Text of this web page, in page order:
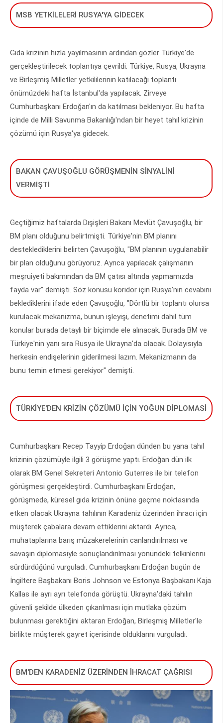
MSB YETKİLELERİ RUSYA'YA GİDECEK
Gıda krizinin hızla yayılmasının ardından gözler Türkiye'de
gerçekleştirilecek toplantıya çevrildi. Türkiye, Rusya, Ukrayna
ve Birleşmiş Milletler yetkililerinin katılacağı toplantı
önümüzdeki hafta İstanbul'da yapılacak. Zirveye
Cumhurbaşkanı Erdoğan'ın da katılması bekleniyor. Bu hafta
içinde de Milli Savunma Bakanlığı'ndan bir heyet tahıl krizinin
çözümü için Rusya'ya gidecek.
BAKAN ÇAVUŞOĞLU GÖRÜŞMENİN SİNYALİNİ
VERMİŞTİ
Geçtiğimiz haftalarda Dışişleri Bakanı Mevlüt Çavuşoğlu, bir
BM planı olduğunu belirtmişti. Türkiye'nin BM planını
desteklediklerini belirten Çavuşoğlu, "BM planının uygulanabilir
bir plan olduğunu görüyoruz. Ayrıca yapılacak çalışmanın
meşruiyeti bakımından da BM çatısı altında yapmamızda
fayda var" demişti. Söz konusu koridor için Rusya'nın cevabını
beklediklerini ifade eden Çavuşoğlu, "Dörtlü bir toplantı olursa
kurulacak mekanizma, bunun işleyişi, denetimi dahil tüm
konular burada detaylı bir biçimde ele alınacak. Burada BM ve
Türkiye'nin yanı sıra Rusya ile Ukrayna'da olacak. Dolayısıyla
herkesin endişelerinin giderilmesi lazım. Mekanizmanın da
bunu temin etmesi gerekiyor" demişti.
TÜRKİYE'DEN KRİZİN ÇÖZÜMÜ İÇİN YOĞUN DİPLOMASİ
Cumhurbaşkanı Recep Tayyip Erdoğan dünden bu yana tahıl
krizinin çözümüyle ilgili 3 görüşme yaptı. Erdoğan dün ilk
olarak BM Genel Sekreteri Antonio Guterres ile bir telefon
görüşmesi gerçekleştirdi. Cumhurbaşkanı Erdoğan,
görüşmede, küresel gıda krizinin önüne geçme noktasında
etken olacak Ukrayna tahılının Karadeniz üzerinden ihracı için
müşterek çabalara devam ettiklerini aktardı. Ayrıca,
muhataplarına barış müzakerelerinin canlandırılması ve
savaşın diplomasiyle sonuçlandırılması yönündeki telkinlerini
sürdürdüğünü vurguladı. Cumhurbaşkanı Erdoğan bugün de
İngiltere Başbakanı Boris Johnson ve Estonya Başbakanı Kaja
Kallas ile ayrı ayrı telefonda görüştü. Ukrayna'daki tahılın
güvenli şekilde ülkeden çıkarılması için mutlaka çözüm
bulunması gerektiğini aktaran Erdoğan, Birleşmiş Milletler'le
birlikte müşterek gayret içerisinde olduklarını vurguladı.
BM'DEN KARADENİZ ÜZERİNDEN İHRACAT ÇAĞRISI